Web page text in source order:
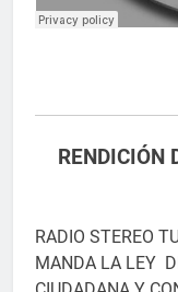
RENDICIÓN
RADIO STEREO
MANDA LA LEY